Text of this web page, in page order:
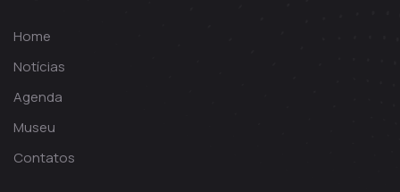
Home
Notícias
Agenda
Museu
Contatos